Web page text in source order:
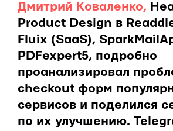
Дмитрий Коваленко,
Product Design в
Fluix (SaaS),
PDFexpert5, подробно
проанализировал
checkout форм
сервисов и поделился
по их улучшению.